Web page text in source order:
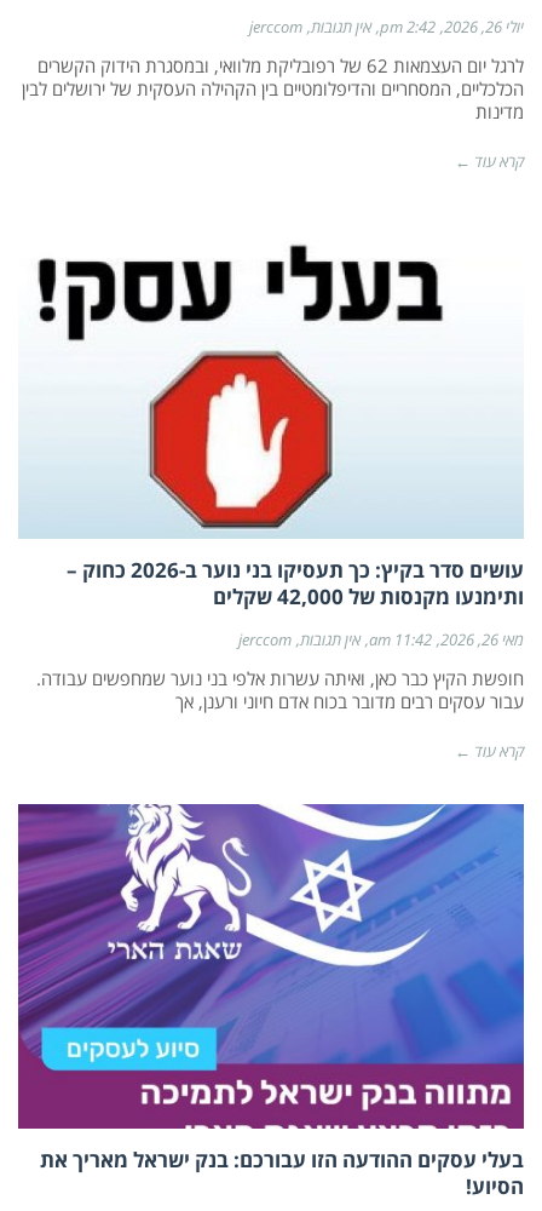
יולי 26, 2026 2:42 pm אין תגובות jerccom
לרגל יום העצמאות 62 של רפובליקת מלוואי, ובמסגרת הידוק הקשרים
הכלכליים, המסחריים והדיפלומטיים בין הקהילה העסקית של ירושלים לבין
מדינות
קרא עוד ←
עושים סדר בקיץ: כך תעסיקו בני נוער ב-2026 כחוק –
ותימנעו מקנסות של 42,000 שקלים
מאי 26, 2026 11:42 am אין תגובות jerccom
חופשת הקיץ כבר כאן, ואיתה עשרות אלפי בני נוער שמחפשים עבודה.
עבור עסקים רבים מדובר בכוח אדם חיוני ורענן, אך
קרא עוד ←
בעלי עסקים ההודעה הזו עבורכם: בנק ישראל מאריך את
הסיוע!